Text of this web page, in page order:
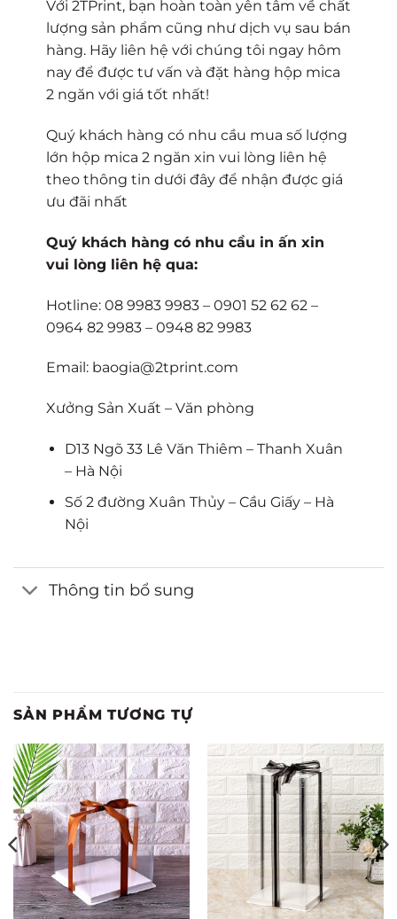
Với 2TPrint, bạn hoàn toàn yên tâm về chất
lượng sản phẩm cũng như dịch vụ sau bán
hàng. Hãy liên hệ với chúng tôi ngay hôm
nay để được tư vấn và đặt hàng hộp mica
2 ngăn với giá tốt nhất!
Quý khách hàng có nhu cầu mua số lượng
lớn hộp mica 2 ngăn xin vui lòng liên hệ
theo thông tin dưới đây để nhận được giá
ưu đãi nhất
Quý khách hàng có nhu cầu in ấn xin
vui lòng liên hệ qua:
Hotline: 08 9983 9983 – 0901 52 62 62 –
0964 82 9983 – 0948 82 9983
Email: baogia@2tprint.com
Xưởng Sản Xuất – Văn phòng
D13 Ngõ 33 Lê Văn Thiêm – Thanh Xuân
– Hà Nội
Số 2 đường Xuân Thủy – Cầu Giấy – Hà
Nội
Thông tin bổ sung
SẢN PHẨM TƯƠNG TỰ